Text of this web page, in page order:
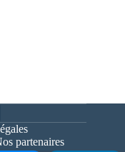
partenaires